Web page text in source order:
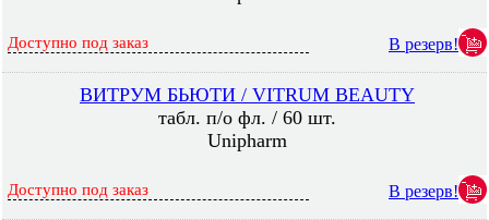
Доступно под заказ В резерв!
ВИТРУМ БЬЮТИ / VITRUM BEAUTY
табл. п/о фл. / 60 шт.
Unipharm
Доступно под заказ В резерв!